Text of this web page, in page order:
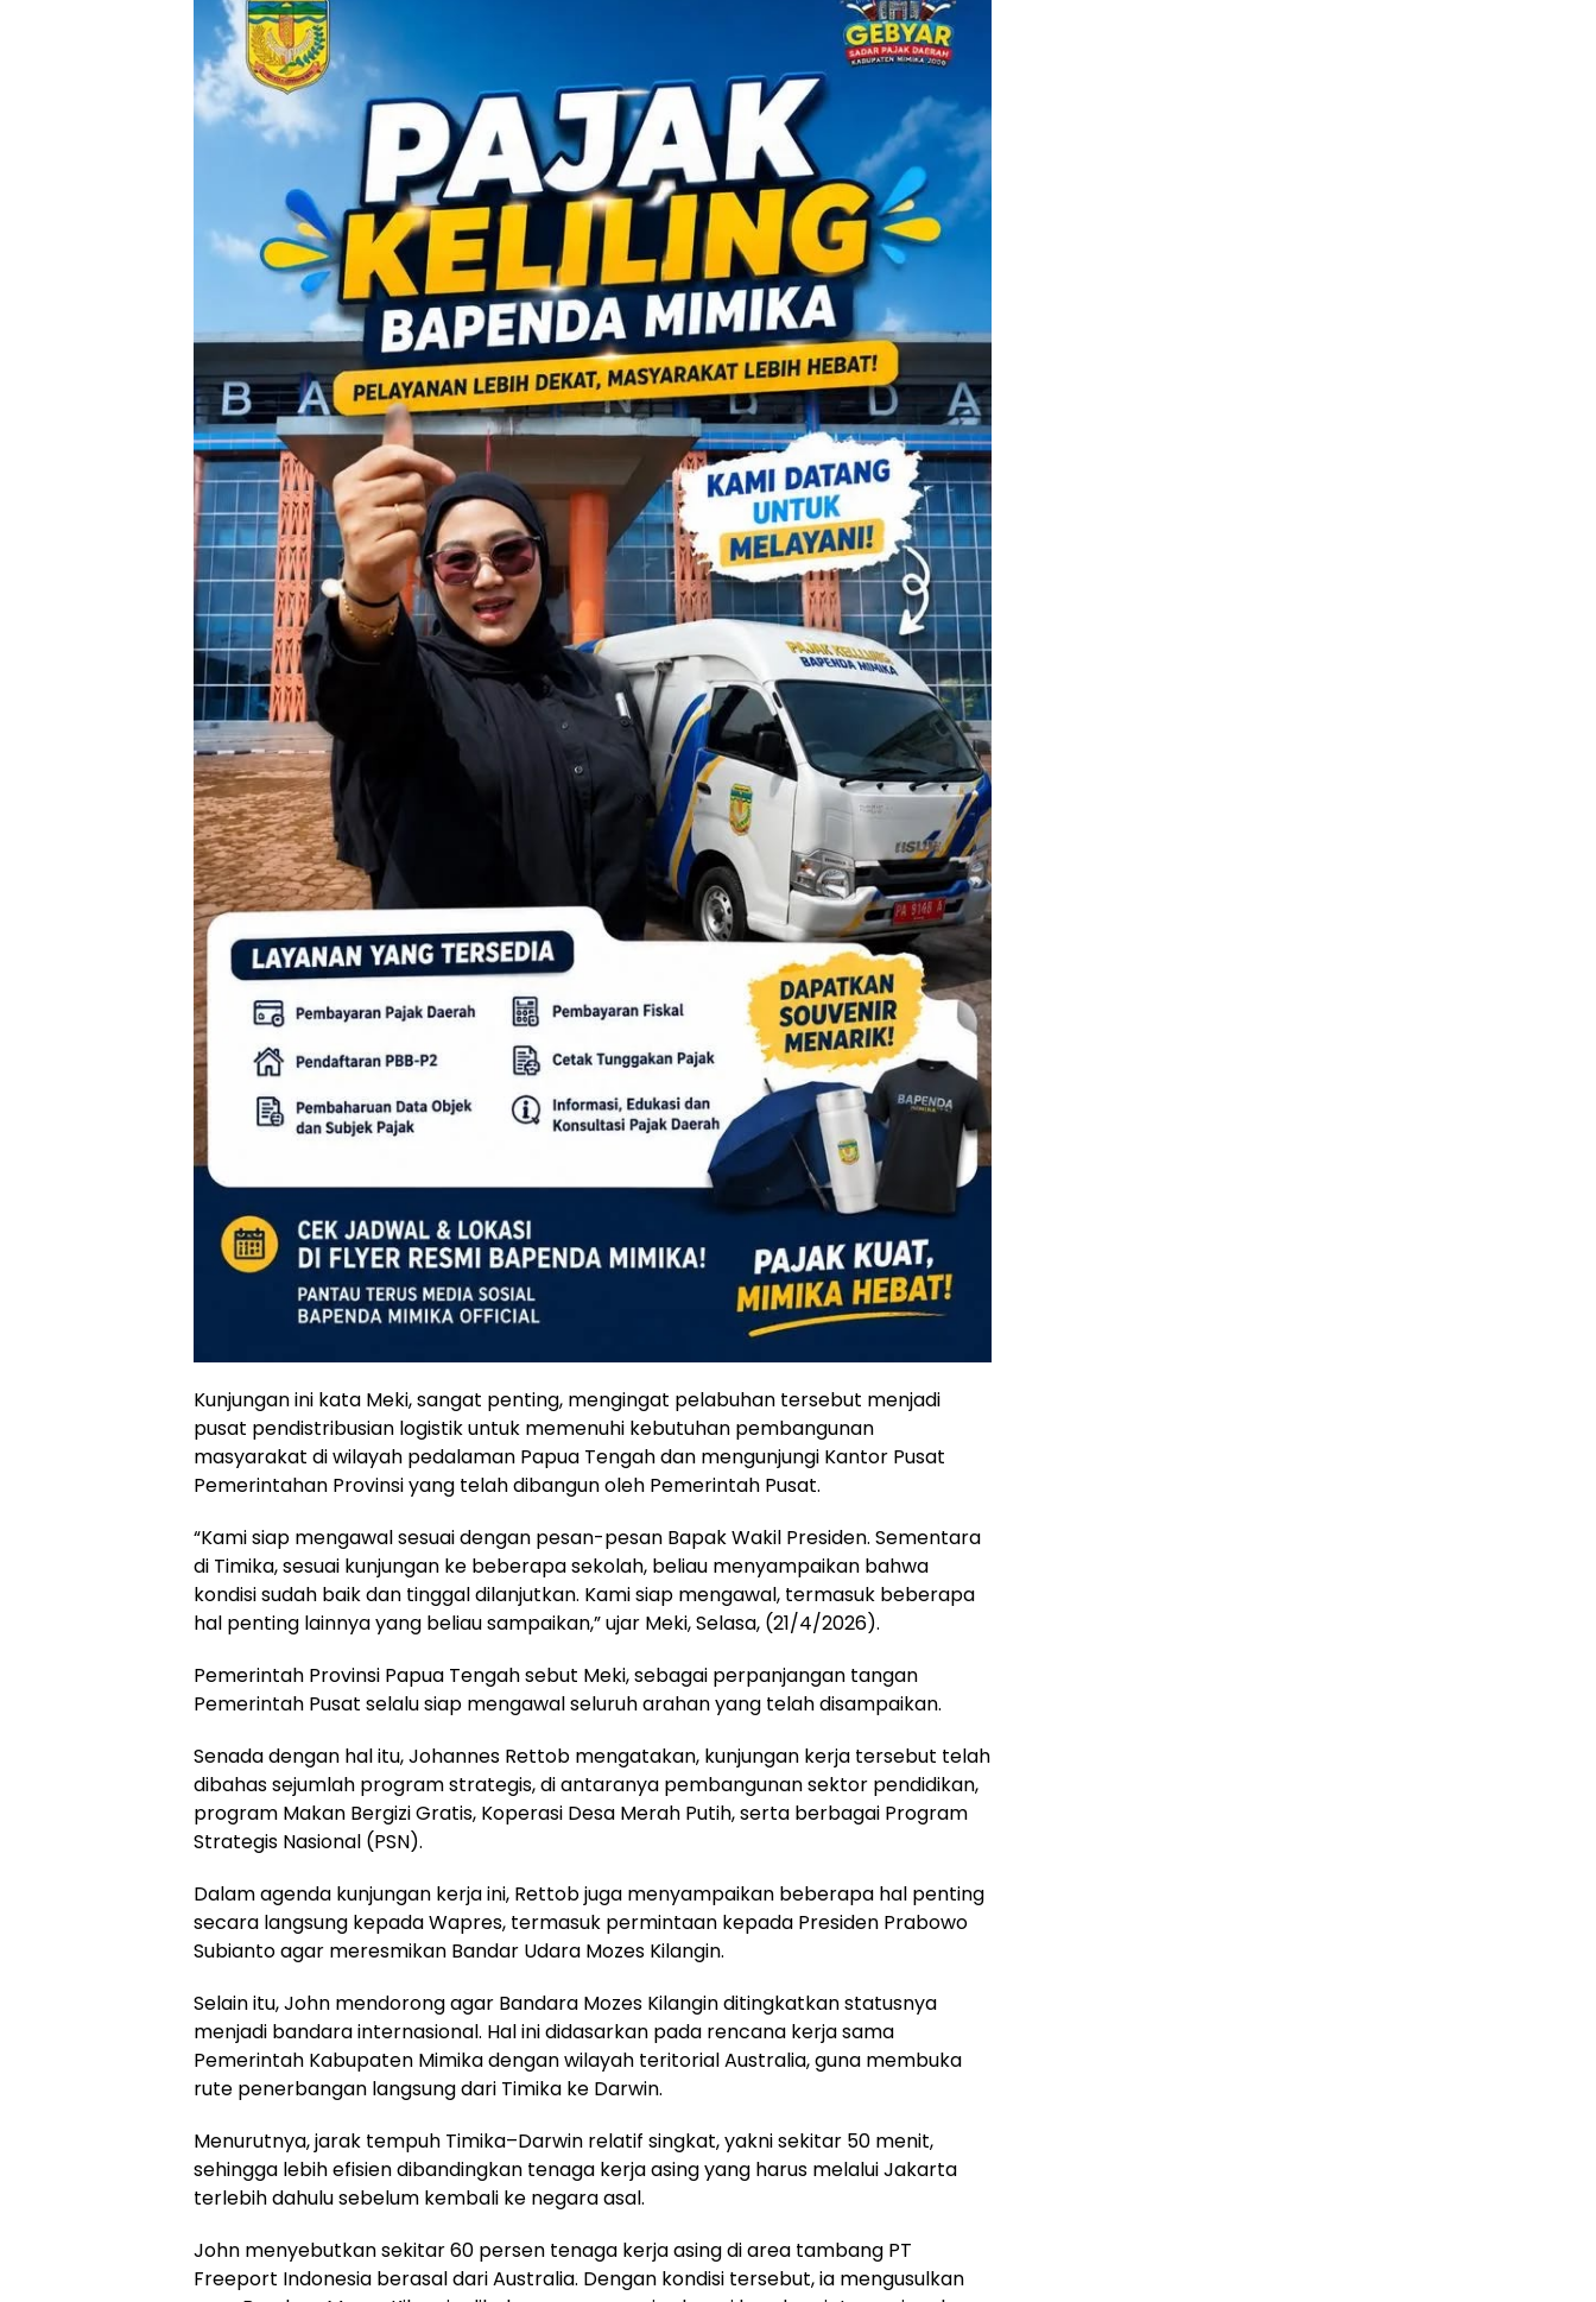
Kunjungan ini kata Meki, sangat penting, mengingat pelabuhan tersebut menjadi
pusat pendistribusian logistik untuk memenuhi kebutuhan pembangunan
masyarakat di wilayah pedalaman Papua Tengah dan mengunjungi Kantor Pusat
Pemerintahan Provinsi yang telah dibangun oleh Pemerintah Pusat.
“Kami siap mengawal sesuai dengan pesan-pesan Bapak Wakil Presiden. Sementara
di Timika, sesuai kunjungan ke beberapa sekolah, beliau menyampaikan bahwa
kondisi sudah baik dan tinggal dilanjutkan. Kami siap mengawal, termasuk beberapa
hal penting lainnya yang beliau sampaikan,” ujar Meki, Selasa, (21/4/2026).
Pemerintah Provinsi Papua Tengah sebut Meki, sebagai perpanjangan tangan
Pemerintah Pusat selalu siap mengawal seluruh arahan yang telah disampaikan.
Senada dengan hal itu, Johannes Rettob mengatakan, kunjungan kerja tersebut telah
dibahas sejumlah program strategis, di antaranya pembangunan sektor pendidikan,
program Makan Bergizi Gratis, Koperasi Desa Merah Putih, serta berbagai Program
Strategis Nasional (PSN).
Dalam agenda kunjungan kerja ini, Rettob juga menyampaikan beberapa hal penting
secara langsung kepada Wapres, termasuk permintaan kepada Presiden Prabowo
Subianto agar meresmikan Bandar Udara Mozes Kilangin.
Selain itu, John mendorong agar Bandara Mozes Kilangin ditingkatkan statusnya
menjadi bandara internasional. Hal ini didasarkan pada rencana kerja sama
Pemerintah Kabupaten Mimika dengan wilayah teritorial Australia, guna membuka
rute penerbangan langsung dari Timika ke Darwin.
Menurutnya, jarak tempuh Timika–Darwin relatif singkat, yakni sekitar 50 menit,
sehingga lebih efisien dibandingkan tenaga kerja asing yang harus melalui Jakarta
terlebih dahulu sebelum kembali ke negara asal.
John menyebutkan sekitar 60 persen tenaga kerja asing di area tambang PT
Freeport Indonesia berasal dari Australia. Dengan kondisi tersebut, ia mengusulkan